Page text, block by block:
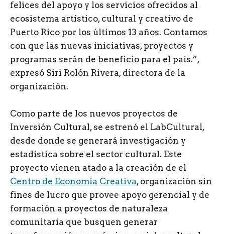
felices del apoyo y los servicios ofrecidos al
ecosistema artístico, cultural y creativo de
Puerto Rico por los últimos 13 años. Contamos
con que las nuevas iniciativas, proyectos y
programas serán de beneficio para el país.”,
expresó Siri Rolón Rivera, directora de la
organización.
Como parte de los nuevos proyectos de
Inversión Cultural, se estrenó el LabCultural,
desde donde se generará investigación y
estadística sobre el sector cultural. Este
proyecto vienen atado a la creación de el
Centro de Economía Creativa, organización sin
fines de lucro que provee apoyo gerencial y de
formación a proyectos de naturaleza
comunitaria que busquen generar